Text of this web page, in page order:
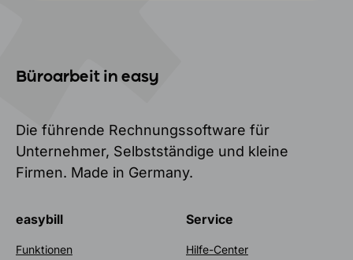
Büroarbeit in easy
Die führende Rechnungssoftware für
Unternehmer, Selbstständige und kleine
Firmen. Made in Germany.
easybill
Funktionen
Service
Hilfe-Center